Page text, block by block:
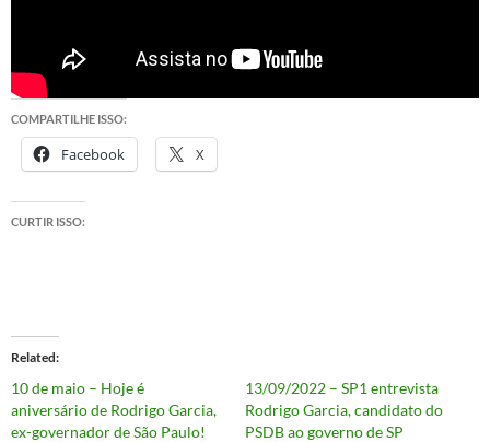
COMPARTILHE ISSO:
Facebook X
CURTIR ISSO:
Related
10 de maio – Hoje é
aniversário de Rodrigo Garcia,
ex-governador de São Paulo!
13/09/2022 – SP1 entrevista
Rodrigo Garcia, candidato do
PSDB ao governo de SP